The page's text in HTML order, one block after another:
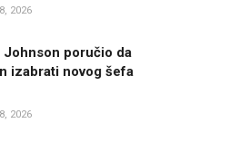
2026
Johnson poručio da
izabrati novog šefa
2026